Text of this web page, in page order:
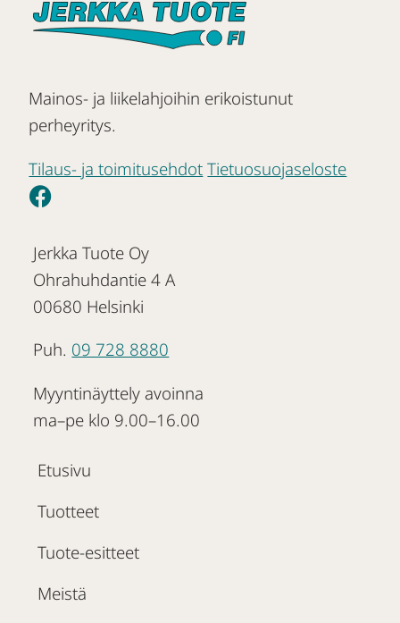
Mainos- ja liikelahjoihin erikoistunut
perheyritys.
Tilaus- ja toimitusehdot Tietuosuojaseloste
Jerkka Tuote Oy
Ohrahuhdantie 4 A
00680 Helsinki
Puh. 09 728 8880
Myyntinäyttely avoinna
ma–pe klo 9.00–16.00
Etusivu
Tuotteet
Tuote-esitteet
Meistä